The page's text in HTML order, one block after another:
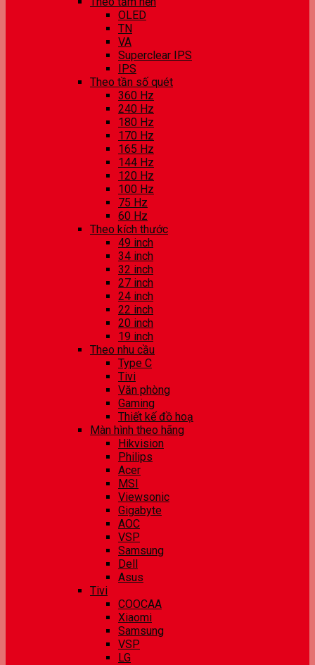
OLED
TN
VA
Superclear IPS
IPS
Theo tần số quét
360 Hz
240 Hz
180 Hz
170 Hz
165 Hz
144 Hz
120 Hz
100 Hz
75 Hz
60 Hz
Theo kích thước
49 inch
34 inch
32 inch
27 inch
24 inch
22 inch
20 inch
19 inch
Theo nhu cầu
Type C
Tivi
Văn phòng
Gaming
Thiết kế đồ hoạ
Màn hình theo hãng
Hikvision
Philips
Acer
MSI
Viewsonic
Gigabyte
AOC
VSP
Samsung
Dell
Asus
Tivi
COOCAA
Xiaomi
Samsung
VSP
LG